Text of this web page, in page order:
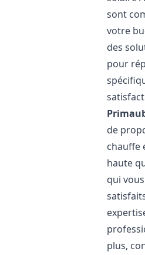
sont
votre
des
pour
de
chauffe
haute
qui
plus,